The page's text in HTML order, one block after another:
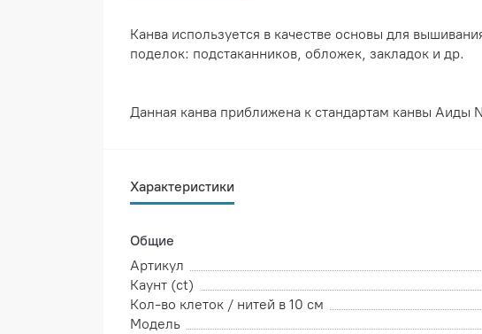
Канва используется в качестве основы для
поделок: подстаканников, обложек, закладок и др.
Данная канва приближена к стандартам канвы Аиды
Характеристики
Общие
Артикул
Каунт (ct)
Кол-во клеток / нитей в 10 см
Модель